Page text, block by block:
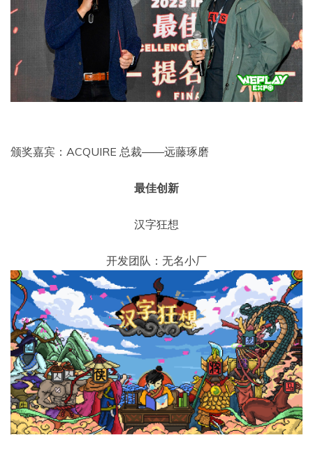
颁奖嘉宾：ACQUIRE 总裁——远藤琢磨
最佳创新
汉字狂想
开发团队：无名小厂